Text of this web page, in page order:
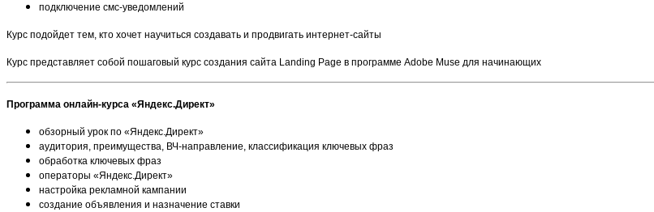
подключение смс-уведомлений
Курс подойдет тем, кто хочет научиться создавать и продвигать интернет-сайты
Курс представляет собой пошаговый курс создания сайта Landing Page в программе Adobe Muse для начинающих
Программа онлайн-курса «Яндекс.Директ»
обзорный урок по «Яндекс.Директ»
аудитория, преимущества, ВЧ-направление, классификация ключевых фраз
обработка ключевых фраз
операторы «Яндекс.Директ»
настройка рекламной кампании
создание объявления и назначение ставки